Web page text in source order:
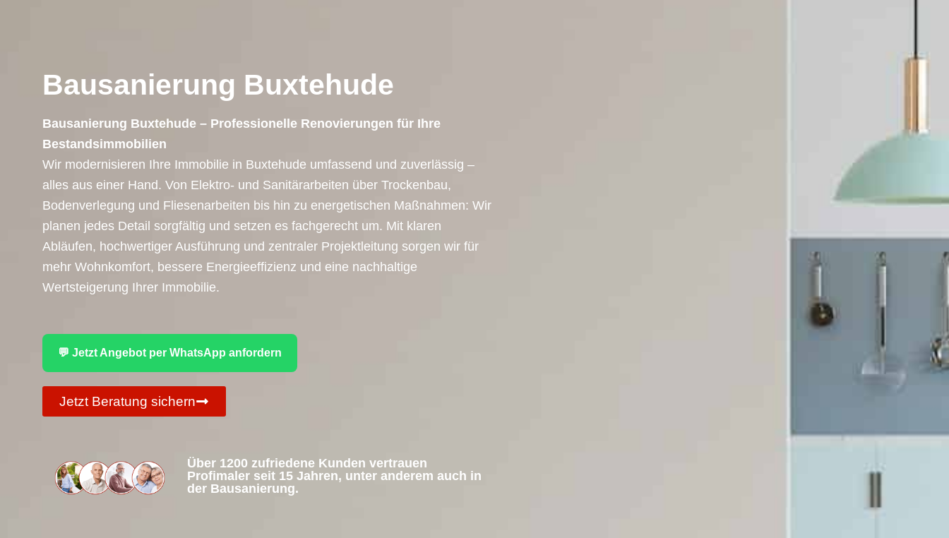
Bausanierung Buxtehude
Bausanierung Buxtehude – Professionelle Renovierungen für Ihre
Bestandsimmobilien
Wir modernisieren Ihre Immobilie in Buxtehude umfassend und zuverlässig –
alles aus einer Hand. Von Elektro- und Sanitärarbeiten über Trockenbau,
Bodenverlegung und Fliesenarbeiten bis hin zu energetischen Maßnahmen: Wir
planen jedes Detail sorgfältig und setzen es fachgerecht um. Mit klaren
Abläufen, hochwertiger Ausführung und zentraler Projektleitung sorgen wir für
mehr Wohnkomfort, bessere Energieeffizienz und eine nachhaltige
Wertsteigerung Ihrer Immobilie.
💬 Jetzt Angebot per WhatsApp anfordern
Jetzt Beratung sichern
Über 1200 zufriedene Kunden vertrauen
Profimaler seit 15 Jahren, unter anderem auch in
der Bausanierung.